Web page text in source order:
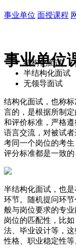
事业单位 面授课程
事业单位
结构化面试
半结构化面试
无领导面试
结构化面试，也称
言的，是根据所制
和评价标准，严格
语言交流，对被试
考同一个岗位的考
评分标准都是一致的
半结构化面试，也
环节。随机提问环
般与岗位要求的专
岗位的匹配性，比
法、毕业设计等，
性格、职业稳定性等